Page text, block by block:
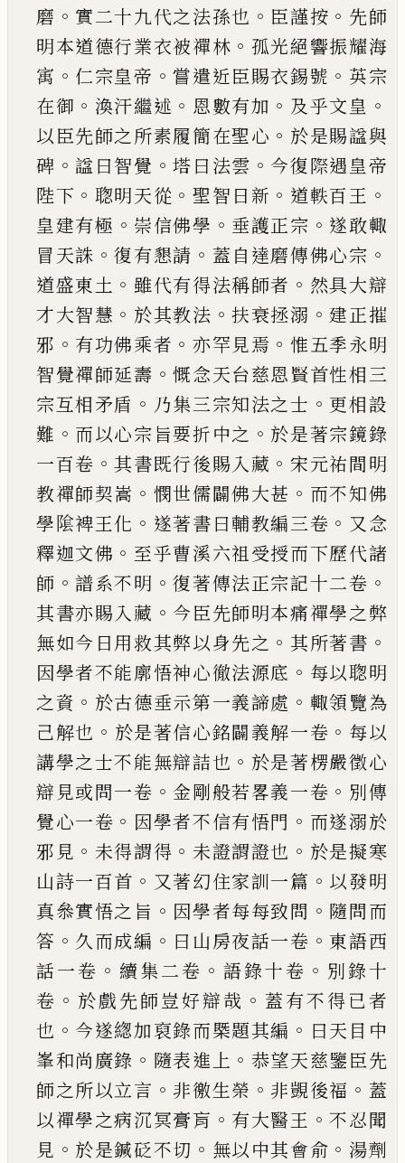
磨 。 實二十九代之法孫也 。 臣謹按 。 先師
明本道德行業衣被禪林 。 孤光絕響振耀海
㝢 。 仁宗皇帝 。嘗遣近臣賜衣錫號 。 英宗
在御 。 渙汗繼述 。 恩數有加 。 及乎文皇 。
以臣先師之所素履簡在聖心 。 於是賜諡與
碑 。 諡曰智覺 。塔曰法雲 。 今復際遇皇帝
陛下 。 聦明天從 。 聖智日新 。 道軼百王 。
皇建有極 。 崇信佛學 。 垂護正宗 。 遂敢輙
冒天誅 。復有懇請 。 蓋自達磨傳佛心宗 。
道盛東土 。雖代有得法稱師者 。 然具大辯
才大智慧 。 於其教法 。扶衰拯溺 。建正摧
邪 。 有功佛乘者 。 亦罕見焉 。 惟五季永明
智覺禪師延壽 。慨念天台慈恩賢首性相三
宗互相矛盾 。 乃集三宗知法之士 。 更相設
難 。 而以心宗旨要折中之 。 於是著宗鏡錄
一百卷 。其書既行後賜入藏 。 宋元祐間明
教禪師契嵩 。 憫世儒闢佛大甚 。 而不知佛
學隂裨王化 。 遂著書曰輔教編三卷 。 又念
釋迦文佛 。 至乎曹溪六祖受授而下歷代諸
師 。譜系不明 。復著傳法正宗記十二卷 。
其書亦賜入藏 。 今臣先師明本痛禪學之弊
無如今日用救其弊以身先之 。其所著書 。
因學者不能廓悟神心徹法源底 。 每以聦明
之資 。 於古德垂示第一義諦處 。 輙領覽為
己解也 。 於是著信心銘闢義解一卷 。 每以
講學之士不能無辯詰也 。 於是著楞嚴徵心
辯見或問一卷 。 金剛般若畧義一卷 。 別傳
覺心一卷 。 因學者不信有悟門 。 而遂溺於
邪見 。 未得謂得 。 未證謂證也 。 於是擬寒
山詩一百首 。 又著幻住家訓一篇 。 以發明
真叅實悟之旨 。 因學者每每致問 。 隨問而
答 。 久而成編 。 曰山房夜話一卷 。 東語西
話一卷 。 續集二卷 。 語錄十卷 。 別錄十
卷 。 於戲先師豈好辯哉 。 蓋有不得已者
也 。 今遂緫加裒錄而槩題其編 。 曰天目中
峯和尚廣錄 。 隨表進上 。 恭望天慈鑒臣先
師之所以立言 。 非徼生榮 。 非覬後福 。 蓋
以禪學之病沉冥膏肓 。 有大醫王 。不忍聞
見 。 於是鍼砭不切 。 無以中其會俞 。 湯劑